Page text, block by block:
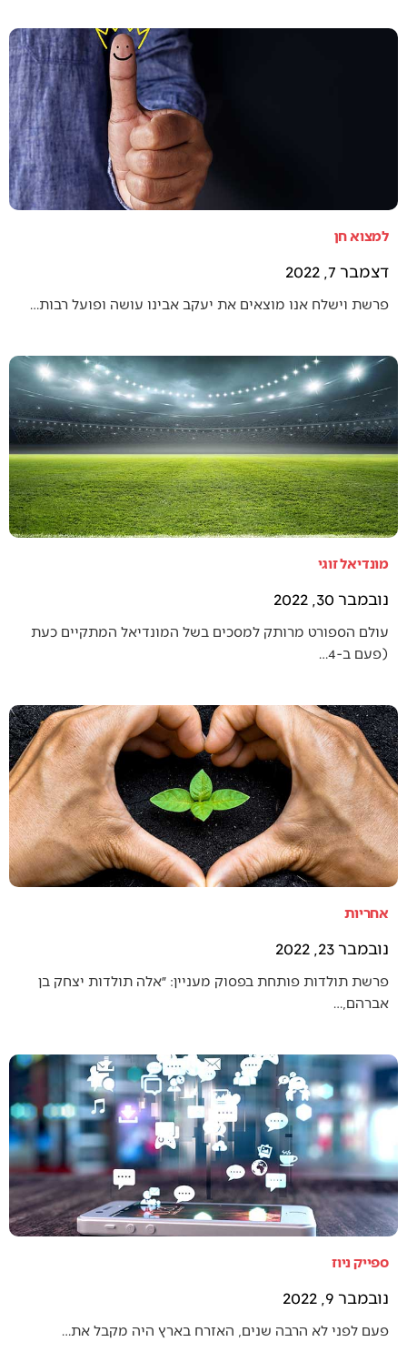
למצוא חן
דצמבר 7, 2022
פרשת וישלח אנו מוצאים את יעקב אבינו עושה ופועל רבות…
מונדיאל זוגי
נובמבר 30, 2022
עולם הספורט מרותק למסכים בשל המונדיאל המתקיים כעת
(פעם ב-4…
אחריות
נובמבר 23, 2022
פרשת תולדות פותחת בפסוק מעניין: ״אלה תולדות יצחק בן
אברהם,…
ספייק ניוז
נובמבר 9, 2022
פעם לפני לא הרבה שנים, האזרח בארץ היה מקבל את…